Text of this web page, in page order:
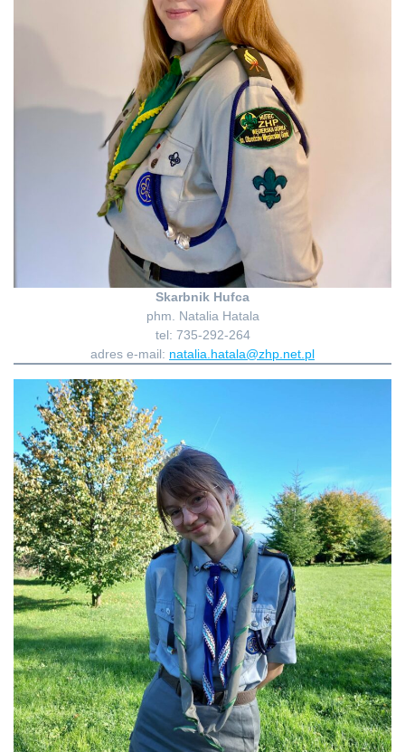
Skarbnik Hufca
phm. Natalia Hatala
tel: 735-292-264
adres e-mail: natalia.hatala@zhp.net.pl